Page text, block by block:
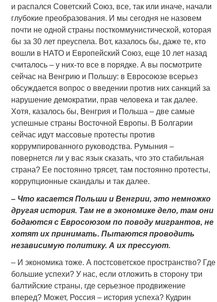
и распался Советский Союз, все, так или иначе, начали
глубокие преобразования. И мы сегодня не назовем
почти не одной страны посткоммунистической, которая
бы за 30 лет преуспела. Вот, казалось бы, даже те, кто
вошли в НАТО и Европейский Союз, еще 10 лет назад
считалось – у них-то все в порядке. А вы посмотрите
сейчас на Венгрию и Польшу: в Евросоюзе всерьез
обсуждается вопрос о введении против них санкций за
нарушение демократии, прав человека и так далее.
Хотя, казалось бы, Венгрия и Польша – две самые
успешные страны Восточной Европы. В Болгарии
сейчас идут массовые протесты против
коррумпированного руководства. Румыния –
повернется ли у вас язык сказать, что это стабильная
страна? Ее постоянно трясет, там постоянно протесты,
коррупционные скандалы и так далее.
– Что касается Польши и Венгрии, это немножко
другая история. Там не в экономике дело, там они
бодаются с Евросоюзом по поводу мигрантов, не
хотят их принимать. Пытаются проводить
независимую политику. А их прессуют.
– И экономика тоже. А постсоветское пространство? Где
большие успехи? У нас, если отложить в сторону три
балтийские страны, где серьезное продвижение
вперед? Может, Россия – история успеха? Кудрин